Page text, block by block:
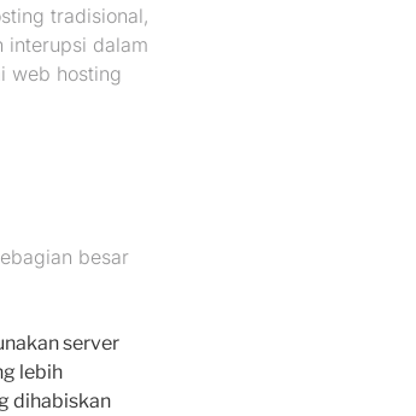
tradisional,
interupsi dalam
web hosting
besar
server
lebih
dihabiskan